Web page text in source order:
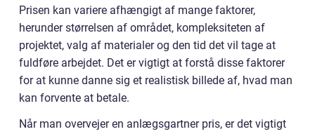
Prisen kan variere afhængigt af mange faktorer,
herunder størrelsen af området, kompleksiteten af
projektet, valg af materialer og den tid det vil tage at
fuldføre arbejdet. Det er vigtigt at forstå disse faktorer
for at kunne danne sig et realistisk billede af, hvad man
kan forvente at betale.
Når man overvejer en anlægsgartner pris, er det vigtigt